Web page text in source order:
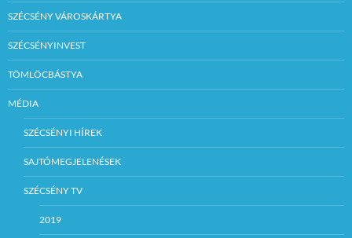
SZÉCSÉNY VÁROSKÁRTYA
SZÉCSÉNYINVEST
TÖMLÖCBÁSTYA
MÉDIA
SZÉCSÉNYI HÍREK
SAJTÓMEGJELENÉSEK
SZÉCSÉNY TV
2019